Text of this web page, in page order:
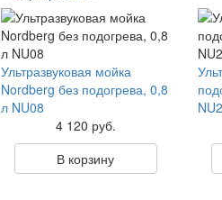
Ультразвуковая мойка
Nordberg без подогрева, 0,8
л NU08
4 120 руб.
В корзину